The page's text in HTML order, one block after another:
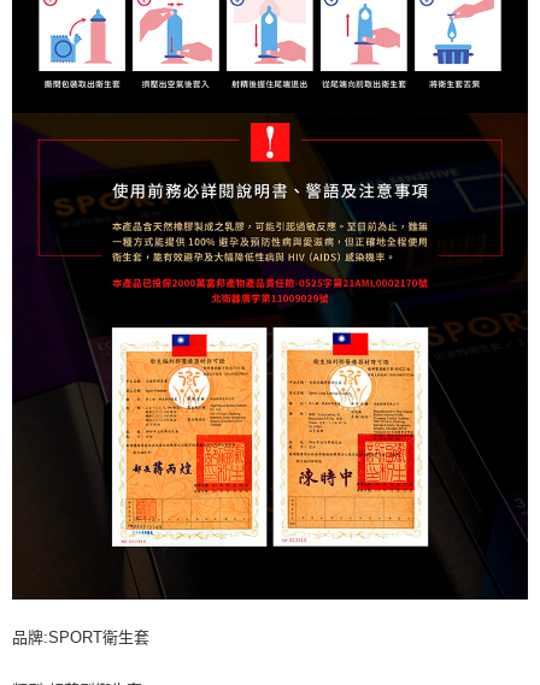
品牌:SPORT衛生套